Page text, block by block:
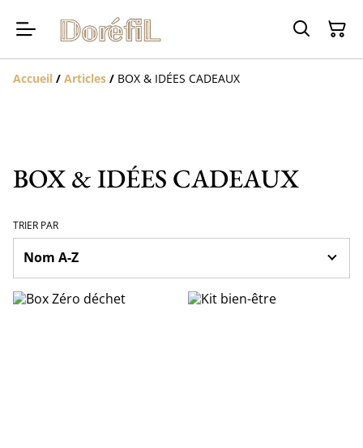
Accueil / Articles / BOX & IDÉES CADEAUX
BOX & IDÉES CADEAUX
TRIER PAR